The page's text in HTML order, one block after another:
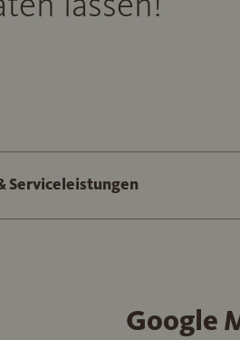
Serviceleistungen
Google